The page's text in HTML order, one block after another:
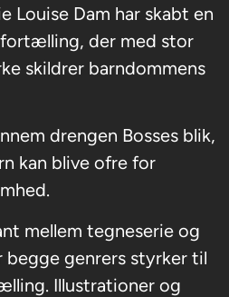
Louise Dam har skabt en
der med stor
skildrer barndommens
drengen Bosses blik,
kan blive ofre for
mellem tegneserie og
genrers styrker til
Illustrationer og